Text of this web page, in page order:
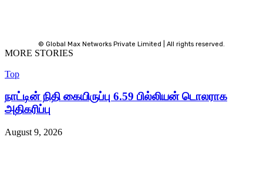
© Global Max Networks Private Limited | All rights reserved.
MORE STORIES
Top
நாட்டின் நிதி கையிருப்பு 6.59 பில்லியன் டொலராக
அதிகரிப்பு
August 9, 2026